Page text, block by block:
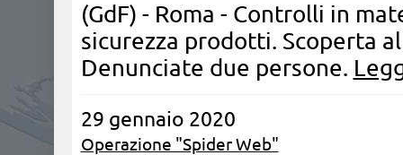
(GdF) - Roma - Controlli in
sicurezza prodotti. Scoperta
Denunciate due persone.
29 gennaio 2020
Operazione "Spider Web"